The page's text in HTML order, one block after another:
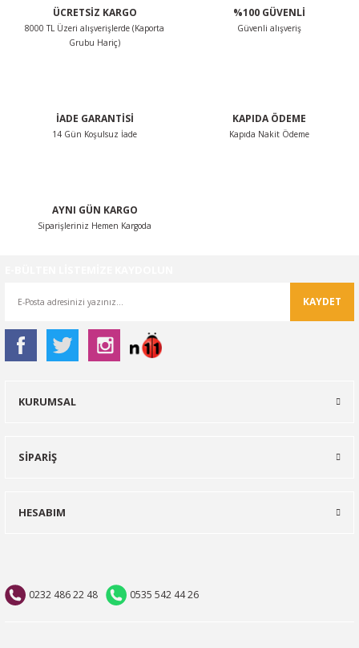
ÜCRETSİZ KARGO
8000 TL Üzeri alışverişlerde (Kaporta
Grubu Hariç)
%100 GÜVENLİ
Güvenli alışveriş
İADE GARANTİSİ
14 Gün Koşulsuz İade
KAPIDA ÖDEME
Kapıda Nakit Ödeme
AYNI GÜN KARGO
Siparişleriniz Hemen Kargoda
KAYDET
0232 486 22 48 0535 542 44 26
KURUMSAL
SİPARİŞ
HESABIM